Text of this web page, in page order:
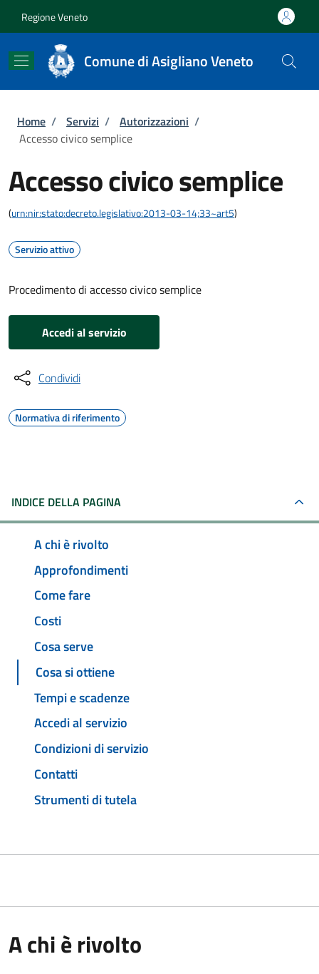
Regione Veneto
Comune di Asigliano Veneto
Briciole di pane
Home / Servizi / Autorizzazioni /
Accesso civico semplice
Accesso civico semplice
(urn:nir:stato:decreto.legislativo:2013-03-14;33~art5)
Servizio attivo
Procedimento di accesso civico semplice
Accedi al servizio
Condividi
Normativa di riferimento
INDICE DELLA PAGINA
A chi è rivolto
Approfondimenti
Come fare
Costi
Cosa serve
Cosa si ottiene
Tempi e scadenze
Accedi al servizio
Condizioni di servizio
Contatti
Strumenti di tutela
A chi è rivolto